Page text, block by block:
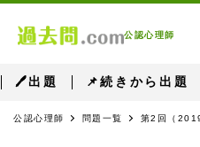
公認心理師
🖊出題 📌続きから出題
公認心理師 問題一覧 第2回（